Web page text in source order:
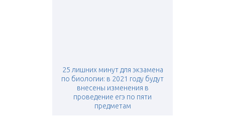
25 лишних минут для экзамена
по биологии: в 2021 году будут
внесены изменения в
проведение егэ по пяти
предметам